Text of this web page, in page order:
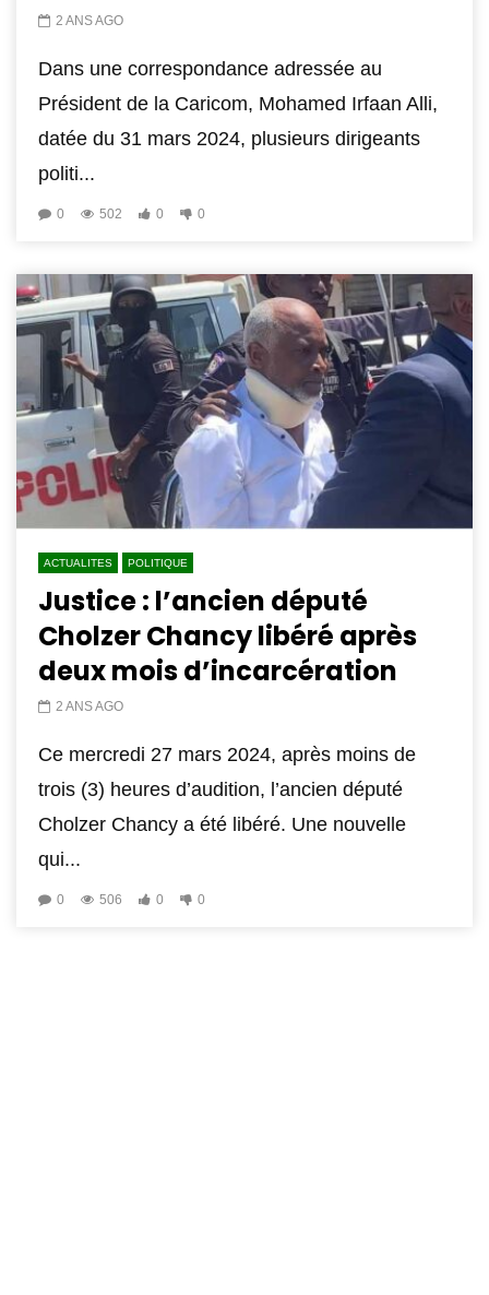
2 ANS AGO
Dans une correspondance adressée au
Président de la Caricom, Mohamed Irfaan Alli,
datée du 31 mars 2024, plusieurs dirigeants
politi...
0 502 0 0
ACTUALITES POLITIQUE
Justice : l’ancien député
Cholzer Chancy libéré après
deux mois d’incarcération
2 ANS AGO
Ce mercredi 27 mars 2024, après moins de
trois (3) heures d’audition, l’ancien député
Cholzer Chancy a été libéré. Une nouvelle
qui...
0 506 0 0